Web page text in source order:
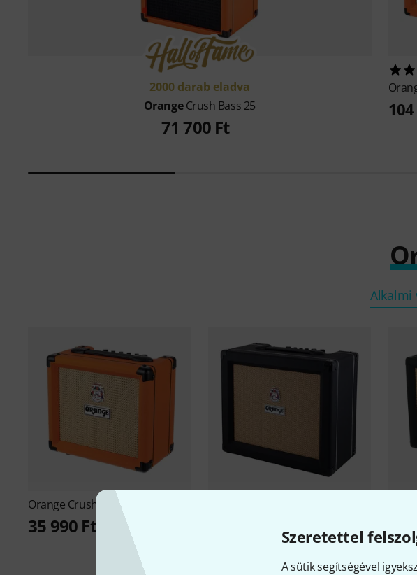
Szeretettel
A sütik segítségével
2000 darab eladva
OrangeCrush Bass 25
71 700 Ft
Alkalmi
Orange Crush 12 B-Stock
35 990 Ft